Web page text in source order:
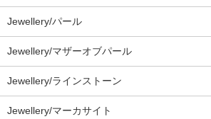
Jewellery/パール
Jewellery/マザーオブパール
Jewellery/ラインストーン
Jewellery/マーカサイト